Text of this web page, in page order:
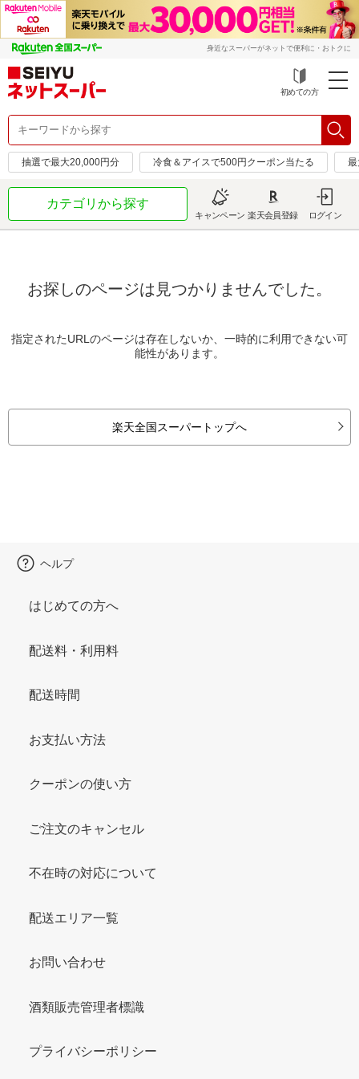
身近なスーパーがネットで便利に・おトクに
初めての方
抽選で最大20,000円分 冷食＆アイスで500円クーポン当たる
カテゴリから探す
キャンペーン 楽天会員登録 ログイン
お探しのページは見つかりませんでした。
指定されたURLのページは存在しないか、一時的に利用できない可
能性があります。
楽天全国スーパートップへ
ヘルプ
はじめての方へ
配送料・利用料
配送時間
お支払い方法
クーポンの使い方
ご注文のキャンセル
不在時の対応について
配送エリア一覧
お問い合わせ
酒類販売管理者標識
プライバシーポリシー